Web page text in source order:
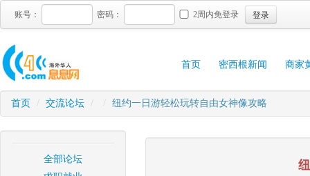
账号： 密码： 2周内免登录 登录
首页 密西根新闻 商家
首页 / 交流论坛 / / 纽约一日游轻松玩转自由女神像攻略
全部论坛